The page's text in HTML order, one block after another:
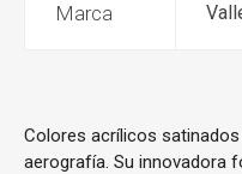
Marca
Colores acrílicos
aerografía. Su innovadora